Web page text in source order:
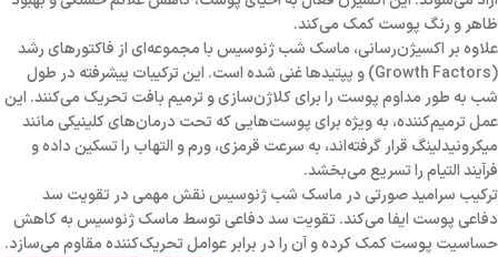
ظاهر و رنگ پوست کمک می‌کند.
علاوه بر اکسیژن‌رسانی، ماسک شب ژنوسیس با مجموعه‌ای از فاکتورهای رشد
(Growth Factors) و پپتیدها غنی شده است. این ترکیبات پیشرفته در طول
شب به طور مداوم پوست را برای کلاژن‌سازی و ترمیم بافت تحریک می‌کنند. این
عمل ترمیم‌کننده، به ویژه برای پوست‌هایی که تحت درمان‌های کلینیکی مانند
میکرونیدلینگ قرار گرفته‌اند، به سرعت قرمزی، ورم و التهاب را تسکین داده و
فرآیند التیام را تسریع می‌بخشد.
ترکیب سرامید صورتی در ماسک شب ژنوسیس نقش مهمی در تقویت سد
دفاعی پوست ایفا می‌کند. تقویت سد دفاعی توسط ماسک ژنوسیس به کاهش
حساسیت پوست کمک کرده و آن را در برابر عوامل تحریک‌کننده مقاوم می‌سازد.